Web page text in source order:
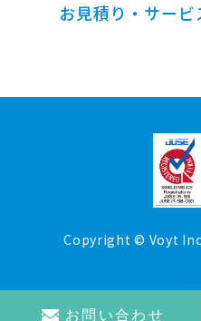
お問い合わせ
お見積り・サー
Copyright © Voyt